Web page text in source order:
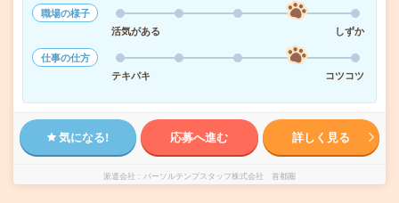
職場の様子
活気がある
しずか
仕事の仕方
テキパキ
コツコツ
気になる! 応募へ進む 詳しく見る
派遣会社 パーソルテンプスタッフ株式会社 首都圏